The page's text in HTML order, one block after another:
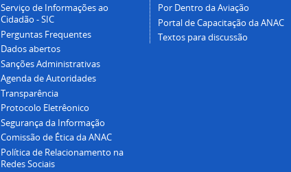
Serviço de Informações ao
Cidadão - SIC
Perguntas Frequentes
Dados abertos
Sanções Administrativas
Agenda de Autoridades
Transparência
Protocolo Eletrêonico
Segurança da Informação
Comissão de Ética da ANAC
Política de Relacionamento na
Redes Sociais
Por Dentro da Aviação
Portal de Capacitação da ANAC
Textos para discussão